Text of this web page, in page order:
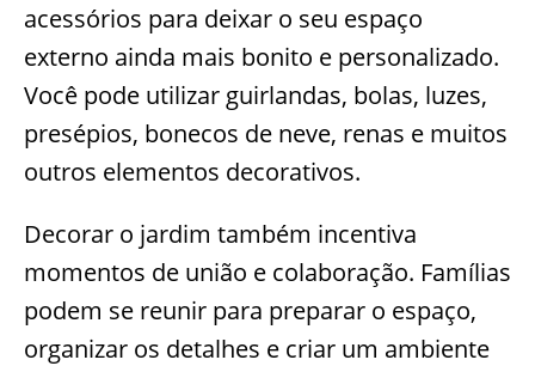
acessórios para deixar o seu espaço
externo ainda mais bonito e personalizado.
Você pode utilizar guirlandas, bolas, luzes,
presépios, bonecos de neve, renas e muitos
outros elementos decorativos.
Decorar o jardim também incentiva
momentos de união e colaboração. Famílias
podem se reunir para preparar o espaço,
organizar os detalhes e criar um ambiente